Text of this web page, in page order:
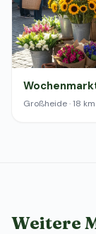
Großheide · 18
Weitere